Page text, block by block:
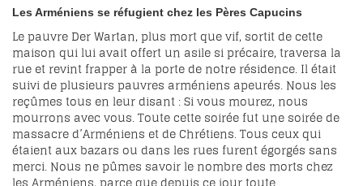
Les Arméniens se réfugient chez les Pères Capucins
Le pauvre Der Wartan, plus mort que vif, sortit de cette
maison qui lui avait offert un asile si précaire, traversa la
rue et revint frapper à la porte de notre résidence. Il était
suivi de plusieurs pauvres arméniens apeurés. Nous les
reçûmes tous en leur disant : Si vous mourez, nous
mourrons avec vous. Toute cette soirée fut une soirée de
massacre d’Arméniens et de Chrétiens. Tous ceux qui
étaient aux bazars ou dans les rues furent égorgés sans
merci. Nous ne pûmes savoir le nombre des morts chez